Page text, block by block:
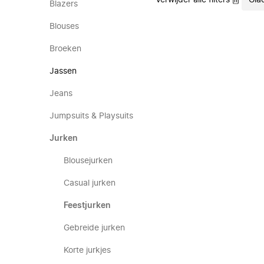
Blazers
Blouses
Broeken
Jassen
Jeans
Jumpsuits & Playsuits
Jurken
Blousejurken
Casual jurken
Feestjurken
Gebreide jurken
Korte jurkjes